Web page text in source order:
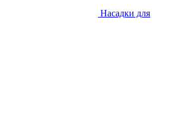
Насадки для